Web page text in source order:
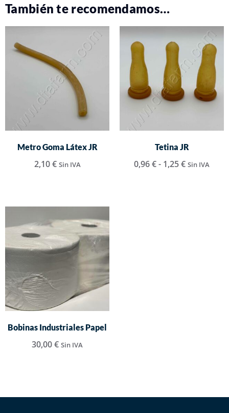
También te recomendamos…
Metro Goma Látex JR
2,10€ Sin IVA
Tetina JR
0,96€- 1,25€ Sin IVA
Bobinas Industriales Papel
30,00€ Sin IVA